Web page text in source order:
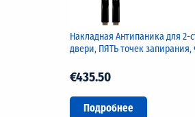
Накладная Антипаника для 2-
двери, ПЯТЬ точек запирания,
€435.50
Подробнее